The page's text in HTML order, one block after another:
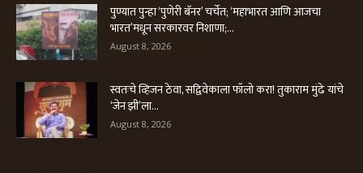
पुण्यात पुन्हा ‘पुणेरी बॅनर’ चर्चेत; ‘महाभारत आणि आजचा
भारत’मधून सरकारवर निशाणा;...
August 8, 2026
स्वतःचे व्हिजन ठेवा, सद्विवेकाला फॉलो करा! तुकाराम मुंढे यांचे
‘जेन झी’ला...
August 8, 2026